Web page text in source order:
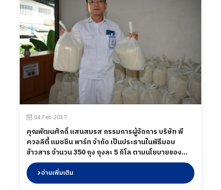
04 Feb 2017
คุณพัฒนศักดิ์ แสนสมรส กรรมการผู้จัดการ บริษัท พี
ควอลิตี้ แมชชีน พาร์ท จำกัด เป็นประธานในพิธีมอบ
ข้าวสาร จำนวน 350 ถุง ถุงละ 5 กิโล ตามนโยบายของ
รัฐบาลในโครงการ"ซื้อข้าวช่วยชาวนา"ให้แก่พนักงานทุก
คน ในวาระครบรอบการก่อตั้งบริษัทฯ ปีที่ 17 บรรยกาศ
เป็นไปอย่างชื่นมื่น เมื่อวันที่ 4 กุมภาพันธ์ 2560.
อ่านเพิ่มเติม